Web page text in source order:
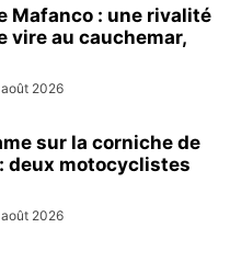
Mafanco : une rivalité
vire au cauchemar,
2026
sur la corniche de
deux motocyclistes
2026